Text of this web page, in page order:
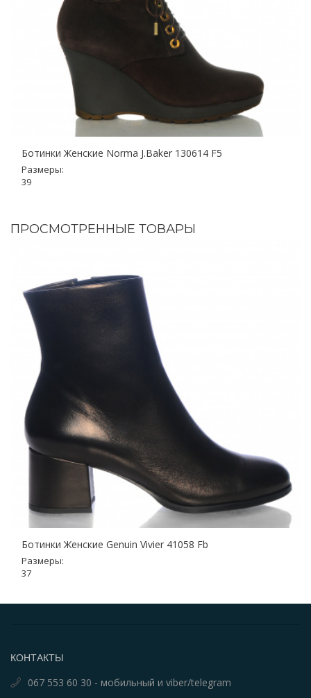
Ботинки Женские Norma J.Baker 130614 F5
Размеры:
39
ПРОСМОТРЕННЫЕ ТОВАРЫ
Ботинки Женские Genuin Vivier 41058 Fb
Размеры:
37
КОНТАКТЫ
067 553 60 30 - мобильный и viber/telegram